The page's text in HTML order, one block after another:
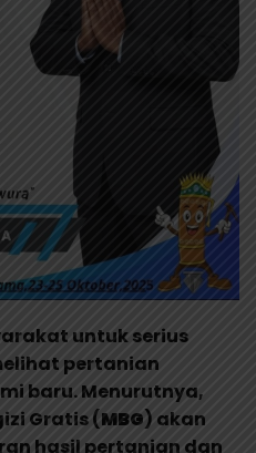
untuk serius
pertanian
baru. Menurutnya,
Gratis (MBG) akan
hasil pertanian dan